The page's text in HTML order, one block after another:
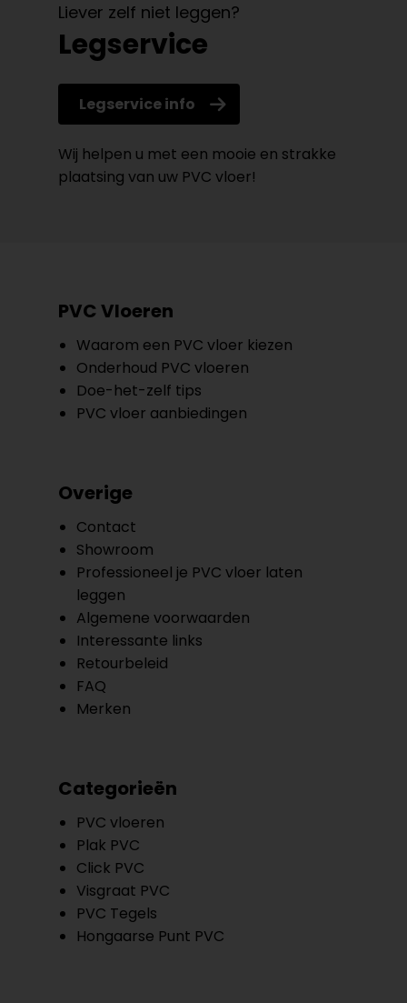
Liever zelf niet leggen?
Legservice
Legservice info
Wij helpen u met een mooie en strakke
plaatsing van uw PVC vloer!
PVC Vloeren
Waarom een PVC vloer kiezen
Onderhoud PVC vloeren
Doe-het-zelf tips
PVC vloer aanbiedingen
Overige
Contact
Showroom
Professioneel je PVC vloer laten
leggen
Algemene voorwaarden
Interessante links
Retourbeleid
FAQ
Merken
Categorieën
PVC vloeren
Plak PVC
Click PVC
Visgraat PVC
PVC Tegels
Hongaarse Punt PVC